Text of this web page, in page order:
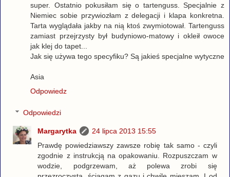
super. Ostatnio pokusiłam się o tartenguss. Specjalnie z
Niemiec sobie przywiozłam z delegacji i klapa konkretna.
Tarta wyglądała jakby na nią ktoś zwymiotował. Tartenguss
zamiast przejrzysty był budyniowo-matowy i okleił owoce
jak klej do tapet...
Jak się używa tego specyfiku? Są jakieś specjalne wytyczne
Asia
Odpowiedz
Odpowiedzi
Margarytka
24 lipca 2013 15:55
Prawdę powiedziawszy zawsze robię tak samo - czyli
zgodnie z instrukcją na opakowaniu. Rozpuszczam w
wodzie, podgrzewam, aż polewa zrobi się